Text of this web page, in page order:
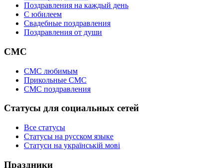
Поздравления на каждый день
С юбилеем
Свадебные поздравления
Поздравления от души
СМС
СМС любимым
Прикольные СМС
СМС поздравления
Статусы для социальных сетей
Все статусы
Статусы на русском языке
Статуси на українській мові
Праздники